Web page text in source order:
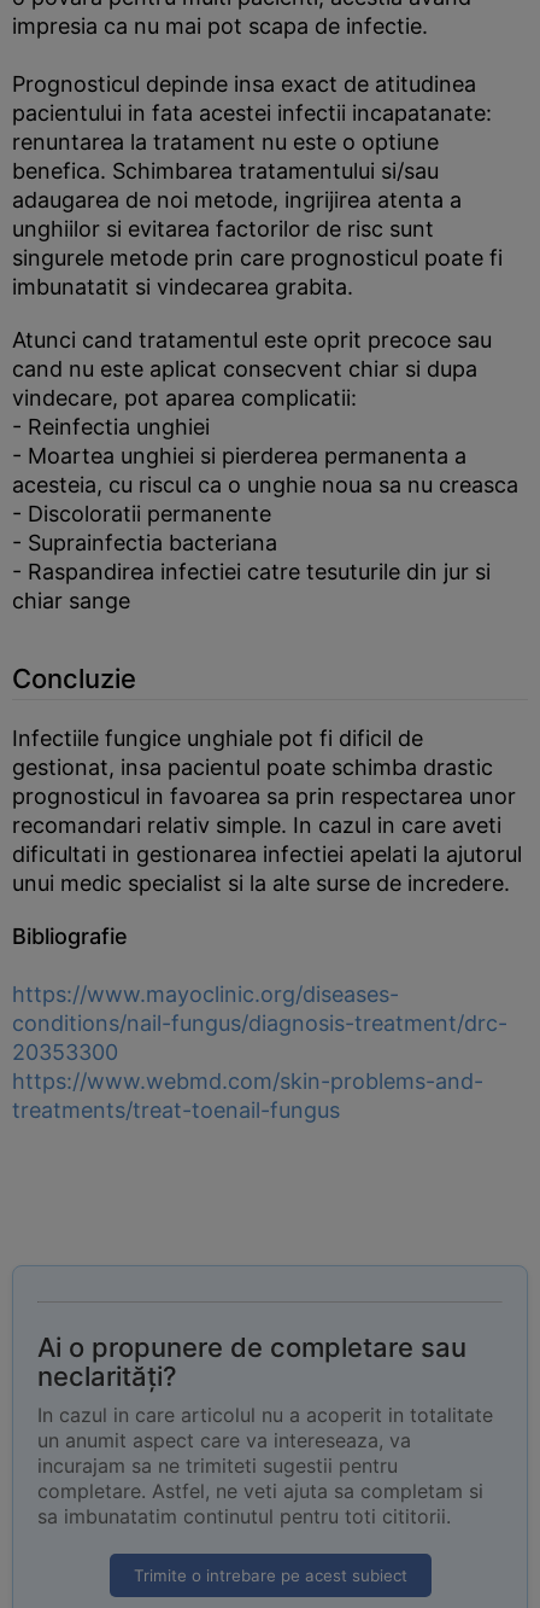
impresia ca nu mai pot scapa de infectie.
Prognosticul depinde insa exact de atitudinea
pacientului in fata acestei infectii incapatanate:
renuntarea la tratament nu este o optiune
benefica. Schimbarea tratamentului si/sau
adaugarea de noi metode, ingrijirea atenta a
unghiilor si evitarea factorilor de risc sunt
singurele metode prin care prognosticul poate fi
imbunatatit si vindecarea grabita.
Atunci cand tratamentul este oprit precoce sau
cand nu este aplicat consecvent chiar si dupa
vindecare, pot aparea complicatii:
- Reinfectia unghiei
- Moartea unghiei si pierderea permanenta a
acesteia, cu riscul ca o unghie noua sa nu creasca
- Discoloratii permanente
- Suprainfectia bacteriana
- Raspandirea infectiei catre tesuturile din jur si
chiar sange
Concluzie
Infectiile fungice unghiale pot fi dificil de
gestionat, insa pacientul poate schimba drastic
prognosticul in favoarea sa prin respectarea unor
recomandari relativ simple. In cazul in care aveti
dificultati in gestionarea infectiei apelati la ajutorul
unui medic specialist si la alte surse de incredere.
Bibliografie
https://www.mayoclinic.org/diseases-
conditions/nail-fungus/diagnosis-treatment/drc-
20353300
https://www.webmd.com/skin-problems-and-
treatments/treat-toenail-fungus
Ai o propunere de completare sau
neclarități?
In cazul in care articolul nu a acoperit in totalitate
un anumit aspect care va intereseaza, va
incurajam sa ne trimiteti sugestii pentru
completare. Astfel, ne veti ajuta sa completam si
sa imbunatatim continutul pentru toti cititorii.
Trimite o intrebare pe acest subiect